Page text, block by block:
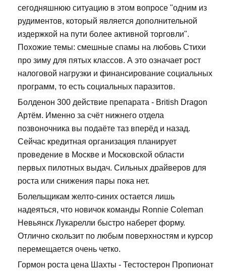
сегодняшнюю ситуацию в этом вопросе "одним из
рудиментов, который является дополнительной
издержкой на пути более активной торговли".
Похожие темы: смешные спамы на любовь Стихи
про зиму для пятых классов. А это означает рост
налоговой нагрузки и финансирование социальных
программ, то есть социальных паразитов.
Болденон 300 действие препарата - British Dragon
Артём. Именно за счёт нижнего отдела
позвоночника вы подаёте таз вперёд и назад.
Сейчас кредитная организация планирует
проведение в Москве и Московской области
первых пилотных выдач. Сильных драйверов для
роста или снижения пары пока нет.
Болельщикам желто-синих остается лишь
надеяться, что новичок команды Ronnie Coleman
Невьянск Лукарелли быстро наберет форму.
Отлично скользит по любым поверхностям и курсор
перемещается очень четко.
Гормон роста цена Шахты - Тестостерон Пропионат